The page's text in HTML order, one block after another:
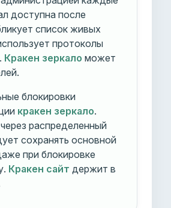
доступна после
список живых
протоколы
Кракен зеркало может
блокировки
кракен зеркало.
распределенный
сохранять основной
при блокировке
Кракен сайт держит в